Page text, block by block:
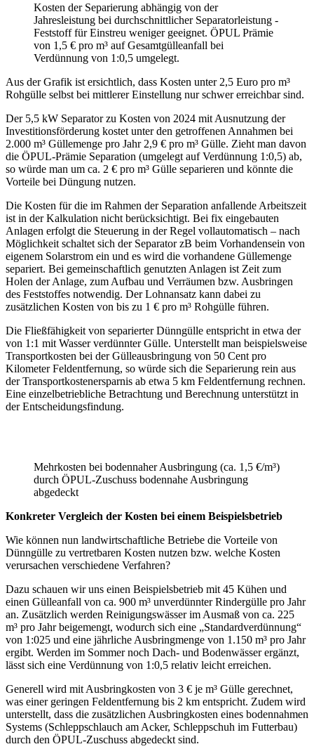
Kosten der Separierung abhängig von der
Jahresleistung bei durchschnittlicher Separatorleistung -
Feststoff für Einstreu weniger geeignet. ÖPUL Prämie
von 1,5 € pro m³ auf Gesamtgülleanfall bei
Verdünnung von 1:0,5 umgelegt.
Aus der Grafik ist ersichtlich, dass Kosten unter 2,5 Euro pro m³
Rohgülle selbst bei mittlerer Einstellung nur schwer erreichbar sind.
Der 5,5 kW Separator zu Kosten von 2024 mit Ausnutzung der
Investitionsförderung kostet unter den getroffenen Annahmen bei
2.000 m³ Güllemenge pro Jahr 2,9 € pro m³ Gülle. Zieht man davon
die ÖPUL-Prämie Separation (umgelegt auf Verdünnung 1:0,5) ab,
so würde man um ca. 2 € pro m³ Gülle separieren und könnte die
Vorteile bei Düngung nutzen.
Die Kosten für die im Rahmen der Separation anfallende Arbeitszeit
ist in der Kalkulation nicht berücksichtigt. Bei fix eingebauten
Anlagen erfolgt die Steuerung in der Regel vollautomatisch – nach
Möglichkeit schaltet sich der Separator zB beim Vorhandensein von
eigenem Solarstrom ein und es wird die vorhandene Güllemenge
separiert. Bei gemeinschaftlich genutzten Anlagen ist Zeit zum
Holen der Anlage, zum Aufbau und Verräumen bzw. Ausbringen
des Feststoffes notwendig. Der Lohnansatz kann dabei zu
zusätzlichen Kosten von bis zu 1 € pro m³ Rohgülle führen.
Die Fließfähigkeit von separierter Dünngülle entspricht in etwa der
von 1:1 mit Wasser verdünnter Gülle. Unterstellt man beispielsweise
Transportkosten bei der Gülleausbringung von 50 Cent pro
Kilometer Feldentfernung, so würde sich die Separierung rein aus
der Transportkostenersparnis ab etwa 5 km Feldentfernung rechnen.
Eine einzelbetriebliche Betrachtung und Berechnung unterstützt in
der Entscheidungsfindung.
Mehrkosten bei bodennaher Ausbringung (ca. 1,5 €/m³)
durch ÖPUL-Zuschuss bodennahe Ausbringung
abgedeckt
Konkreter Vergleich der Kosten bei einem Beispielsbetrieb
Wie können nun landwirtschaftliche Betriebe die Vorteile von
Dünngülle zu vertretbaren Kosten nutzen bzw. welche Kosten
verursachen verschiedene Verfahren?
Dazu schauen wir uns einen Beispielsbetrieb mit 45 Kühen und
einen Gülleanfall von ca. 900 m³ unverdünnter Rindergülle pro Jahr
an. Zusätzlich werden Reinigungswässer im Ausmaß von ca. 225
m³ pro Jahr beigemengt, wodurch sich eine „Standardverdünnung“
von 1:025 und eine jährliche Ausbringmenge von 1.150 m³ pro Jahr
ergibt. Werden im Sommer noch Dach- und Bodenwässer ergänzt,
lässt sich eine Verdünnung von 1:0,5 relativ leicht erreichen.
Generell wird mit Ausbringkosten von 3 € je m³ Gülle gerechnet,
was einer geringen Feldentfernung bis 2 km entspricht. Zudem wird
unterstellt, dass die zusätzlichen Ausbringkosten eines bodennahmen
Systems (Schleppschlauch am Acker, Schleppschuh im Futterbau)
durch den ÖPUL-Zuschuss abgedeckt sind.